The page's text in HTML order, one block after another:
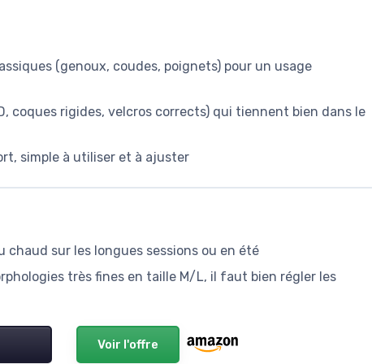
(genoux, coudes, poignets) pour un usage
coques rigides, velcros corrects) qui tiennent bien dans le
simple à utiliser et à ajuster
sur les longues sessions ou en été
très fines en taille M/L, il faut bien régler les
Voir l'offre